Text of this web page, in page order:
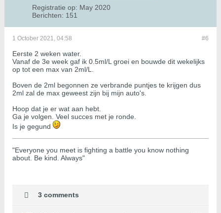
Registratie op: May 2020
Berichten: 151
#6
1 October 2021, 04:58
Eerste 2 weken water.
Vanaf de 3e week gaf ik 0.5ml/L groei en bouwde dit wekelijks
op tot een max van 2ml/L.
Boven de 2ml begonnen ze verbrande puntjes te krijgen dus
2ml zal de max geweest zijn bij mijn auto's.
Hoop dat je er wat aan hebt.
Ga je volgen. Veel succes met je ronde.
Is je gegund
"Everyone you meet is fighting a battle you know nothing
about. Be kind. Always"
3 comments